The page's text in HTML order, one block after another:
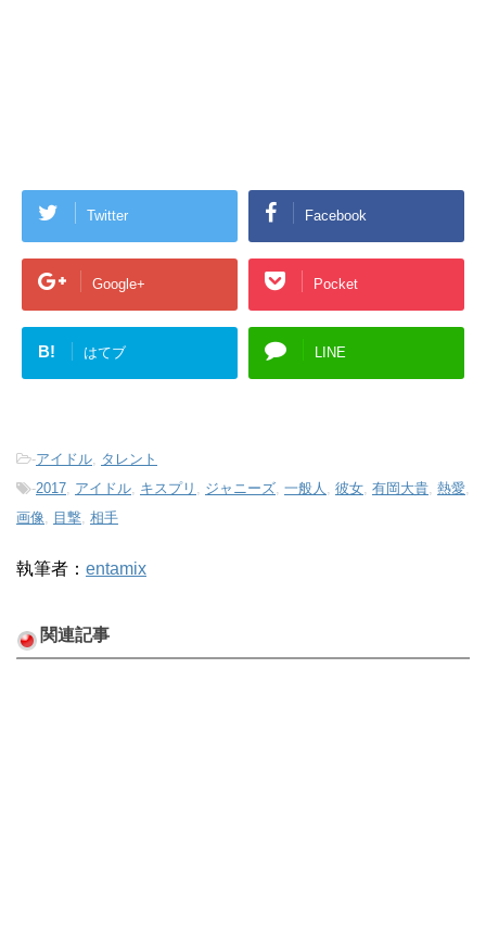
Twitter Facebook
Google+ Pocket
B! はてブ LINE
-アイドル
タレント
-2017 アイドル キスプリ ジャニーズ 一般人 彼女 有岡大貴 熱愛
画像
目撃 相手
執筆者： entamix
関連記事